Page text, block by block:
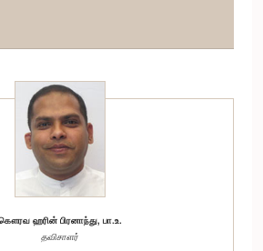
ஹரின் பிரனாந்து, பா.உ.
தவிசாளர்